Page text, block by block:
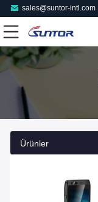
sales@suntor-intl.com
Ürünler